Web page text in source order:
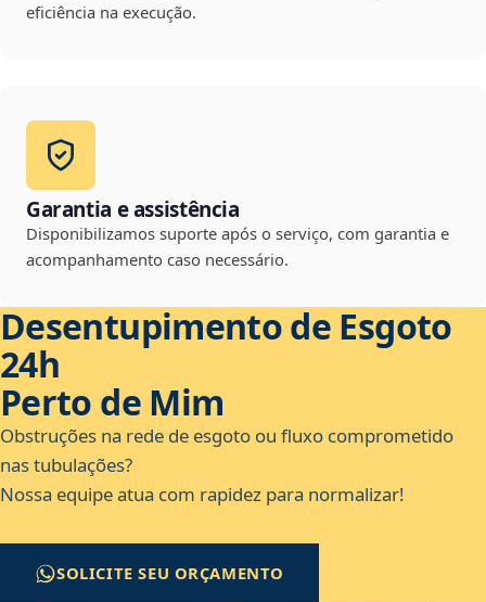
eficiência na execução.
Garantia e assistência
Disponibilizamos suporte após o serviço, com garantia e
acompanhamento caso necessário.
Desentupimento de Esgoto
24h
Perto de Mim
Obstruções na rede de esgoto ou fluxo comprometido
nas tubulações?
Nossa equipe atua com rapidez para normalizar!
SOLICITE SEU ORÇAMENTO